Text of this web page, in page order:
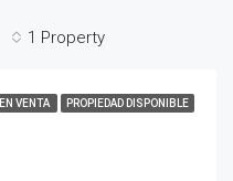
1 Property
EN VENTA PROPIEDAD DISPONIBLE